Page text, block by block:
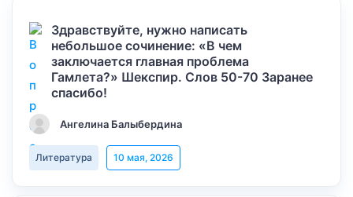
Здравствуйте, нужно написать
небольшое сочинение: «В чем
заключается главная проблема
Гамлета?» Шекспир. Слов 50-70 Заранее
спасибо!
Ангелина Балыбердина
Литература 10 мая, 2026